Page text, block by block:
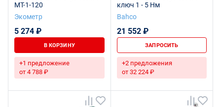
МТ-1-120
Экометр
5 274 ₽
В КОРЗИНУ
+1 предложение
от 4 788 ₽
ключ 1 - 5 Нм
Bahco
21 552 ₽
ЗАПРОСИТЬ
+2 предложения
от 32 224 ₽